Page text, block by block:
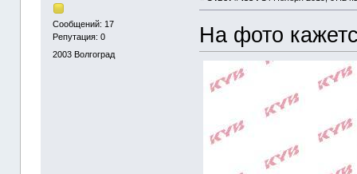
Сообщений: 17
Репутация: 0
2003 Волгоград
На фото